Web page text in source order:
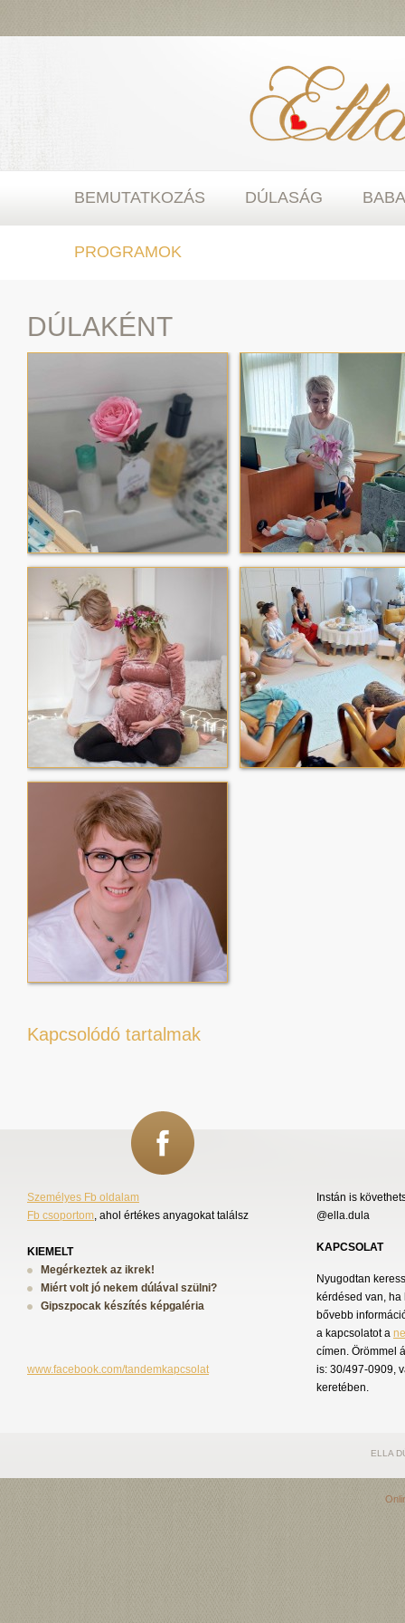
BEMUTATKOZÁS DÚLASÁG
PROGRAMOK
DÚLAKÉNT
Kapcsolódó tartalmak
Személyes Fb oldalam
Fb csoportom, ahol értékes anyagokat találsz
KIEMELT
Megérkeztek az ikrek!
Miért volt jó nekem dúlával szülni?
Gipszpocak készítés képgaléria
www.facebook.com/tandemkapcsolat
Instán is
@ella.dula
KAPCSOLAT
Nyugodtan
kérdésed van,
bővebb
a kapcsolatot a
címen. Örömmel
is: 30/497-0909,
keretében.
ELLA